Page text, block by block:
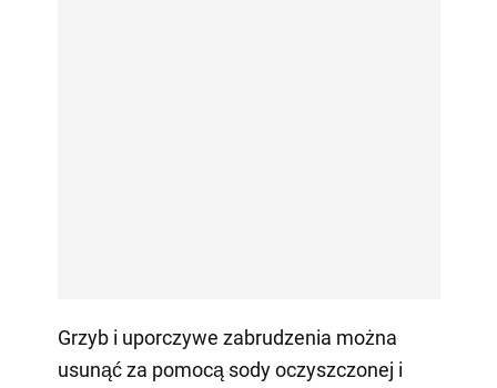
Grzyb i uporczywe zabrudzenia można
usunąć za pomocą sody oczyszczonej i